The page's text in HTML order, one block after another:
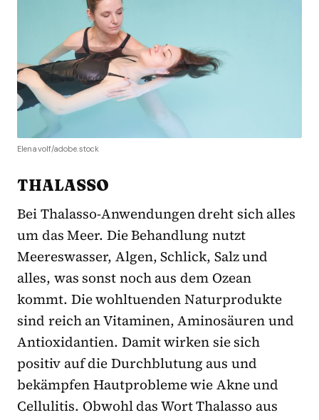
Elenavolf/adobe.stock
THALASSO
Bei Thalasso-Anwendungen dreht sich alles
um das Meer. Die Behandlung nutzt
Meereswasser, Algen, Schlick, Salz und
alles, was sonst noch aus dem Ozean
kommt. Die wohltuenden Naturprodukte
sind reich an Vitaminen, Aminosäuren und
Antioxidantien. Damit wirken sie sich
positiv auf die Durchblutung aus und
bekämpfen Hautprobleme wie Akne und
Cellulitis. Obwohl das Wort Thalasso aus